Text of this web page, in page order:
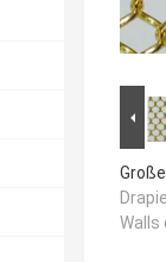
Walls